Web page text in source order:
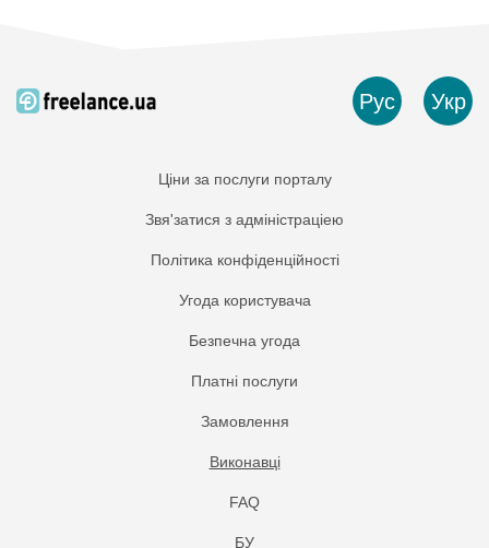
Рус Укр
Ціни за послуги порталу
Звя'затися з адміністраціею
Політика конфіденційності
Угода користувача
Безпечна угода
Платнi послуги
Замовлення
Виконавці
FAQ
БУ